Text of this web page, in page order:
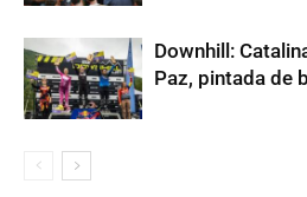
Downhill:
Paz, pintada de